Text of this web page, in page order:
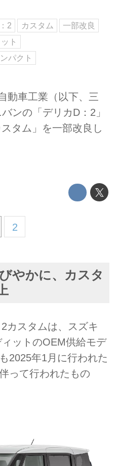
2 カスタム
一部改良
ト
パクト
動車工業（以下、三
ンの「デリカD：2」
タム」を一部改良し
2
やかに、カスタ
カスタムは、スズキ
ットのOEM供給モデ
2025年1月に行われた
って行われたもの